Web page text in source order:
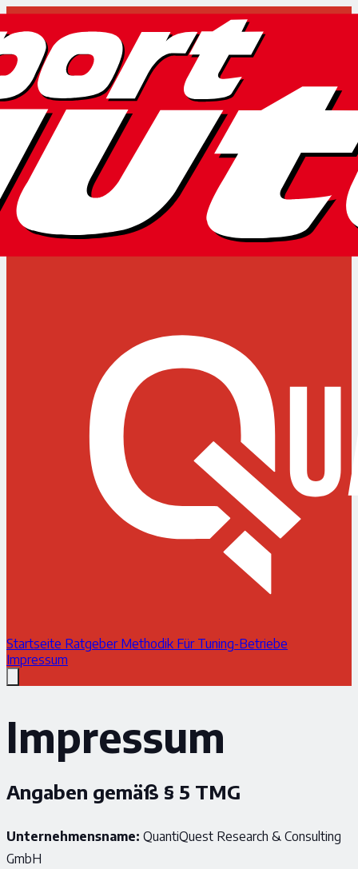
Startseite Ratgeber Methodik Für Tuning-Betriebe
Impressum
Impressum
Angaben gemäß § 5 TMG
Unternehmensname: QuantiQuest Research & Consulting
GmbH